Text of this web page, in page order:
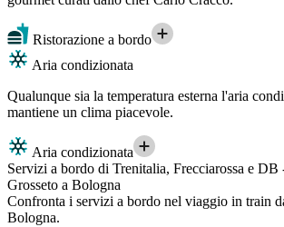
Ristorazione a bordo
Aria condizionata
Qualunque sia la temperatura esterna l'aria
mantiene un clima piacevole.
Aria condizionata
Servizi a bordo di Trenitalia, Frecciarossa e DB
Grosseto a Bologna
Confronta i servizi a bordo nel viaggio in train
Bologna.